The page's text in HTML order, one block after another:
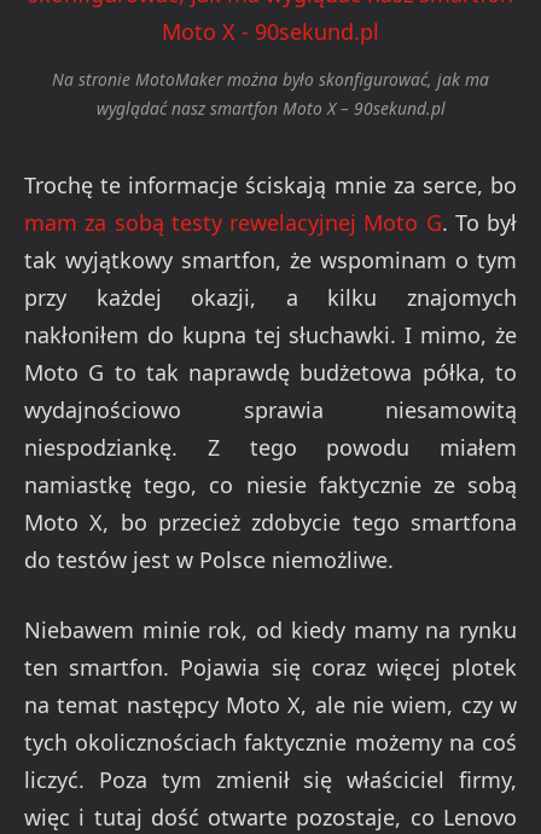
Na stronie MotoMaker można było skonfigurować, jak ma
wyglądać nasz smartfon Moto X – 90sekund.pl
Trochę te informacje ściskają mnie za serce, bo
mam za sobą testy rewelacyjnej Moto G. To był
tak wyjątkowy smartfon, że wspominam o tym
przy każdej okazji, a kilku znajomych
nakłoniłem do kupna tej słuchawki. I mimo, że
Moto G to tak naprawdę budżetowa półka, to
wydajnościowo sprawia niesamowitą
niespodziankę. Z tego powodu miałem
namiastkę tego, co niesie faktycznie ze sobą
Moto X, bo przecież zdobycie tego smartfona
do testów jest w Polsce niemożliwe.
Niebawem minie rok, od kiedy mamy na rynku
ten smartfon. Pojawia się coraz więcej plotek
na temat następcy Moto X, ale nie wiem, czy w
tych okolicznościach faktycznie możemy na coś
liczyć. Poza tym zmienił się właściciel firmy,
więc i tutaj dość otwarte pozostaje, co Lenovo